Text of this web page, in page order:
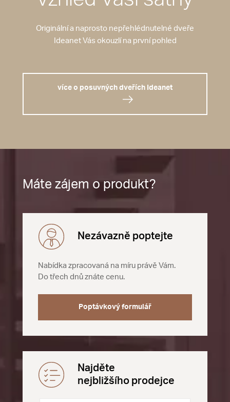
Originální a naprosto nepřehlédnutelné dveře
Ideanet Vás okouzlí na první pohled
více o posuvných dveřích Ideanet
Máte zájem o produkt?
Nezávazně poptejte
Nabídka zpracovaná na míru právě Vám.
Do třech dnů znáte cenu.
Poptávkový formulář
Najděte
nejbližšího prodejce